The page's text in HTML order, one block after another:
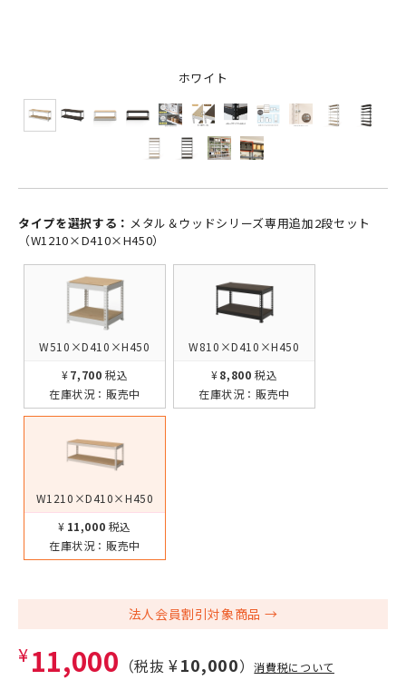
ホワイト
タイプを選択する： メタル＆ウッドシリーズ専用追加2段セット
（W1210×D410×H450）
W510×D410×H450
¥7,700 税込
在庫状況： 販売中
W810×D410×H450
¥8,800 税込
在庫状況： 販売中
W1210×D410×H450
¥11,000 税込
在庫状況： 販売中
法人会員割引対象商品
¥11,000 （税抜 ¥10,000）消費税について